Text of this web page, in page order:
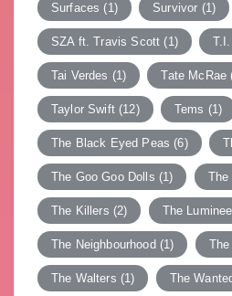
Surfaces (1) Survivor (1)
SZA ft. Travis Scott (1) T.I.
Tai Verdes (1) Tate McRae
Taylor Swift(12) Tems (1)
The Black Eyed Peas (6)
The Goo Goo Dolls (1) The
The Killers (2) The
The Neighbourhood (1)
The Walters (1) The